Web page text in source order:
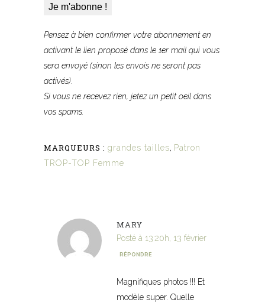
Pensez à bien confirmer votre abonnementen
activant le lien proposé dans le 1er mail qui vous
sera envoyé (sinon les envois ne seront pas
activés).
Si vous ne recevez rien, jetez un petit oeil dans
vos spams.
MARQUEURS : grandes tailles, Patron
TROP-TOP Femme
MARY
Posté à 13:20h, 13 février
RÉPONDRE
Magnifiques photos !!! Et
modèle super. Quelle